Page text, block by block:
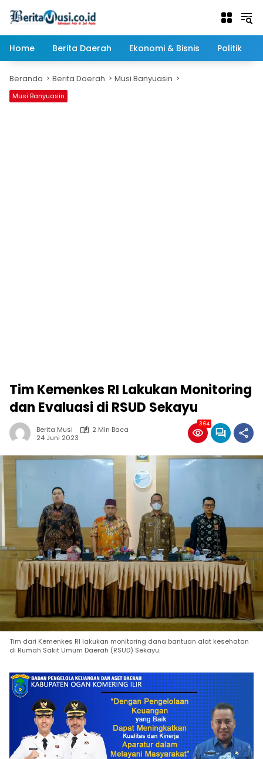
Home
Berita Daerah Ekonomi & Bisnis Politik
Beranda Berita Daerah Musi Banyuasin
Musi Banyuasin
Tim Kemenkes RI Lakukan Monitoring
dan Evaluasi di RSUD Sekayu
Berita Musi
2 Min Baca
24 Juni 2023
364
Tim dari Kemenkes RI lakukan monitoring dana bantuan alat kesehatan
di Rumah Sakit Umum Daerah (RSUD) Sekayu.